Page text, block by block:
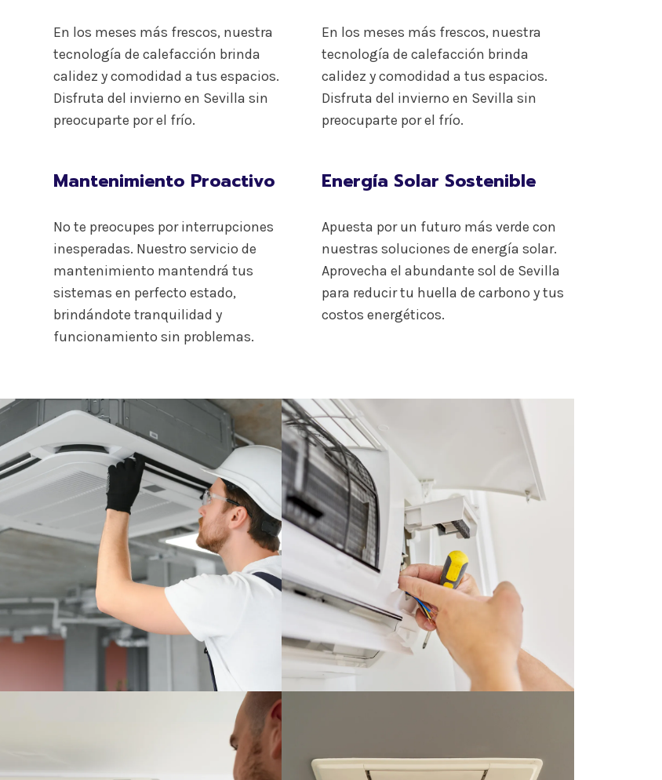
En los meses más frescos, nuestra
tecnología de calefacción brinda
calidez y comodidad a tus espacios.
Disfruta del invierno en Sevilla sin
preocuparte por el frío.
En los meses más frescos, nuestra
tecnología de calefacción brinda
calidez y comodidad a tus espacios.
Disfruta del invierno en Sevilla sin
preocuparte por el frío.
Mantenimiento Proactivo
No te preocupes por interrupciones
inesperadas. Nuestro servicio de
mantenimiento mantendrá tus
sistemas en perfecto estado,
brindándote tranquilidad y
funcionamiento sin problemas.
Energía Solar Sostenible
Apuesta por un futuro más verde con
nuestras soluciones de energía solar.
Aprovecha el abundante sol de Sevilla
para reducir tu huella de carbono y tus
costos energéticos.